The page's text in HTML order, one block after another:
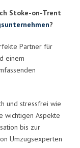
Stoke-on-Trent
?
Partner für
einem
und stressfrei wie
wichtigen Aspekte
bis zur
Umzugsexperten